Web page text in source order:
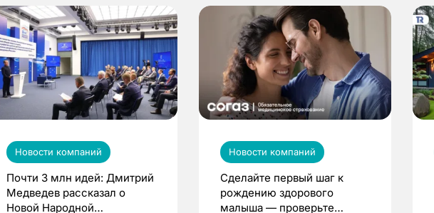
Новости компаний
Почти 3 млн идей: Дмитрий
Медведев рассказал о
Новой Народной
Новости компаний
Сделайте первый шаг к
рождению здорового
малыша — проверьте